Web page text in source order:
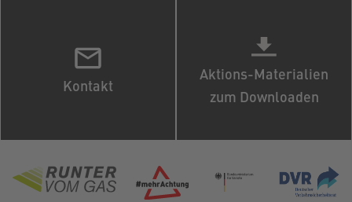
Kontakt
Aktions-Materialien
zum Downloaden